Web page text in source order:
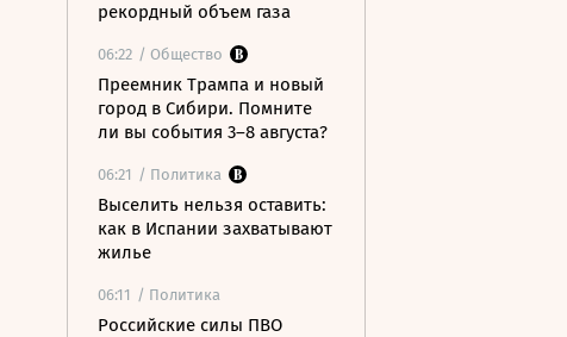
рекордный объем газа
06:22 / Общество
Преемник Трампа и новый
город в Сибири. Помните
ли вы события 3–8 августа?
06:21 / Политика
Выселить нельзя оставить:
как в Испании захватывают
жилье
06:11 / Политика
Российские силы ПВО